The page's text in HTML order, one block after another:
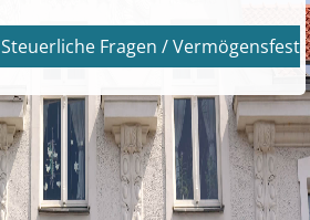
Steuerliche Fragen /